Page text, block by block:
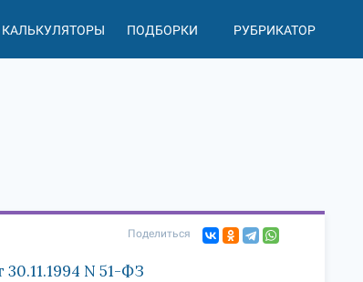
КАЛЬКУЛЯТОРЫ ПОДБОРКИ РУБРИКАТОР
Поделиться
N 51-ФЗ